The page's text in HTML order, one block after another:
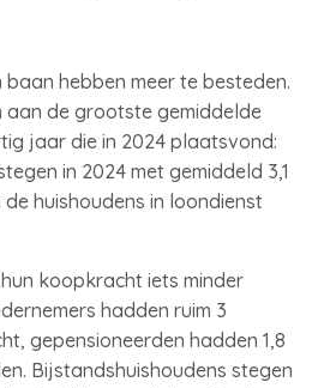
hebben meer te besteden.
de grootste gemiddelde
jaar die in 2024 plaatsvond:
in 2024 met gemiddeld 3,1
huishoudens in loondienst
koopkracht iets minder
hadden ruim 3
gepensioneerden hadden 1,8
Bijstandshuishoudens stegen